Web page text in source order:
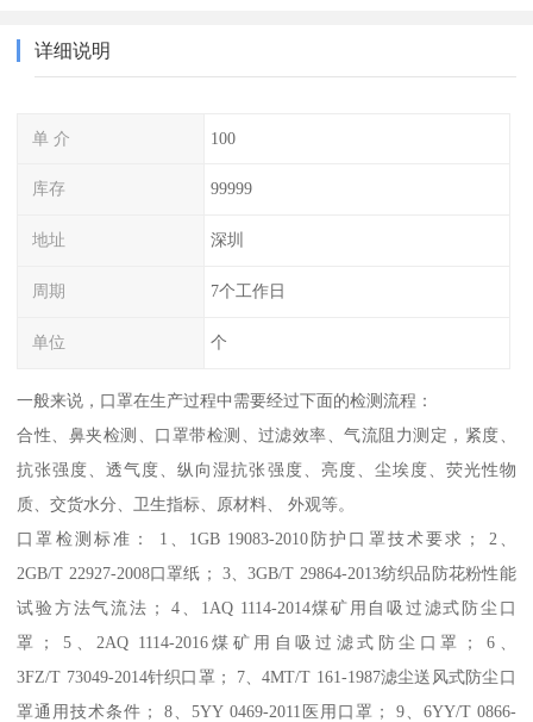
详细说明
单 介 100
库存 99999
地址 深圳
周期 7个工作日
单位 个
一般来说，口罩在生产过程中需要经过下面的检测流程：
合性、鼻夹检测、口罩带检测、过滤效率、气流阻力测定，紧度、
抗张强度、透气度、纵向湿抗张强度、亮度、尘埃度、荧光性物
质、交货水分、卫生指标、原材料、 外观等。
口罩检测标准： 1、1GB 19083-2010防护口罩技术要求； 2、
2GB/T 22927-2008口罩纸； 3、3GB/T 29864-2013纺织品防花粉性能
试验方法气流法； 4、1AQ 1114-2014煤矿用自吸过滤式防尘口
罩； 5、2AQ 1114-2016煤矿用自吸过滤式防尘口罩； 6、
3FZ/T 73049-2014针织口罩； 7、4MT/T 161-1987滤尘送风式防尘口
罩通用技术条件； 8、5YY 0469-2011医用口罩； 9、6YY/T 0866-